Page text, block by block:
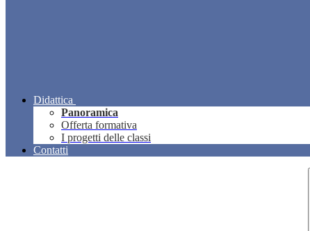
Didattica
Panoramica
Offerta formativa
I progetti delle classi
Contatti